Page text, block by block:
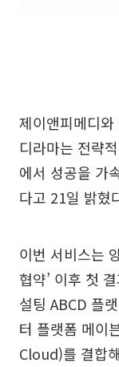
제이앤피메디
디라마는 전략
에서 성공을 가
다고 21일 밝혔
이번 서비스는
협약’ 이후 첫
설팅 ABCD 플
터 플랫폼 메이
Cloud)를 결합